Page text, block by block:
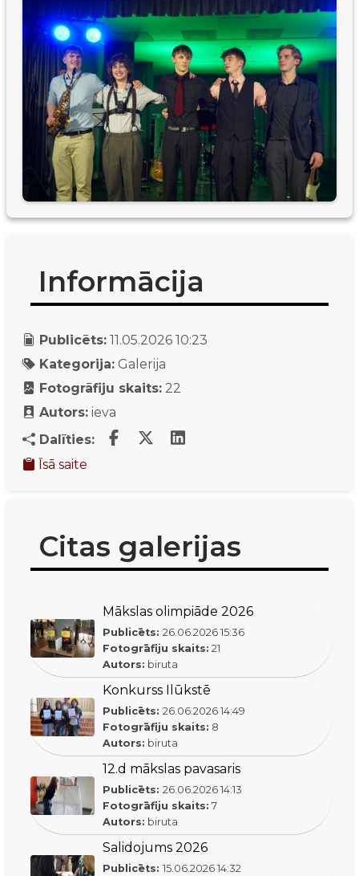
Informācija
Publicēts: 11.05.2026 10:23
Kategorija: Galerija
Fotogrāfiju skaits: 22
Autors: ieva
Dalīties:
Īsā saite
Citas galerijas
Mākslas olimpiāde 2026
Publicēts: 26.06.2026 15:36
Fotogrāfiju skaits: 21
Autors: biruta
Konkurss Ilūkstē
Publicēts: 26.06.2026 14:49
Fotogrāfiju skaits: 8
Autors: biruta
12.d mākslas pavasaris
Publicēts: 26.06.2026 14:13
Fotogrāfiju skaits: 7
Autors: biruta
Salidojums 2026
Publicēts: 15.06.2026 14:32